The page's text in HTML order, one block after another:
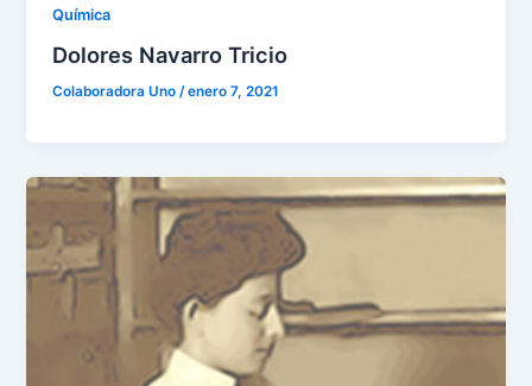
Química
Dolores Navarro Tricio
Colaboradora Uno/enero 7, 2021